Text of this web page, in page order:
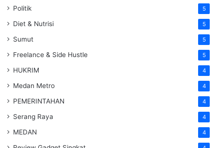
Politik 5
Diet & Nutrisi 5
Sumut 5
Freelance & Side Hustle 5
HUKRIM 4
Medan Metro 4
PEMERINTAHAN 4
Serang Raya 4
MEDAN 4